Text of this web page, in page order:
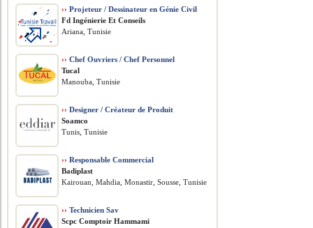
›› Projeteur / Dessinateur en Génie Civil
Fd Ingénierie Et Conseils
Ariana, Tunisie
›› Chef Ouvriers / Chef Personnel
Tucal
Manouba, Tunisie
›› Designer / Créateur de Produit
Soamco
Tunis, Tunisie
›› Responsable Commercial
Badiplast
Kairouan, Mahdia, Monastir, Sousse, Tunisie
›› Technicien Sav
Scpc Comptoir Hammami